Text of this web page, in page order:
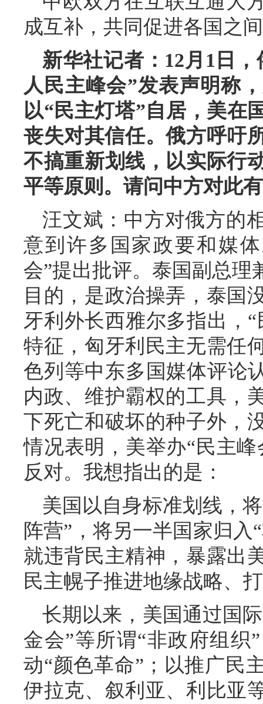
成互补，共同促进各国之
新华社记者：12月1日
人民主峰会”发表声明称
以“民主灯塔”自居，美在
丧失对其信任。俄方呼吁
不搞重新划线，以实际行
平等原则。请问中方对此
汪文斌：中方对俄方的
意到许多国家政要和媒
会”提出批评。泰国副总
目的，是政治操弄，泰国
牙利外长西雅尔多指出，
特征，匈牙利民主无需任
色列等中东多国媒体评论
内政、维护霸权的工具，
下死亡和破坏的种子外，
情况表明，美举办“民主
反对。我想指出的是：
美国以自身标准划线，
阵营”，将另一半国家归
就违背民主精神，暴露出
民主幌子推进地缘战略、
长期以来，美国通过国
金会”等所谓“非政府组织
动“颜色革命”；以推广民
伊拉克、叙利亚、利比亚